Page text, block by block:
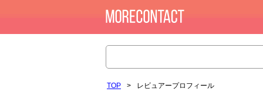
TOP > レビュアープロフィール